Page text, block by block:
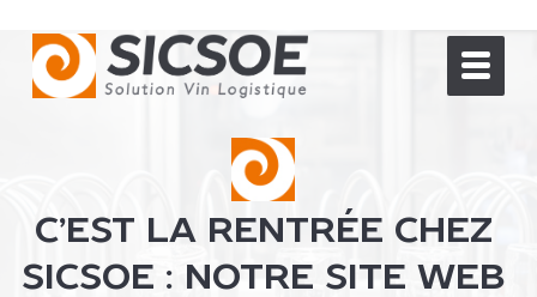
C’EST LA RENTRÉE CHEZ
SICSOE : NOTRE SITE WEB